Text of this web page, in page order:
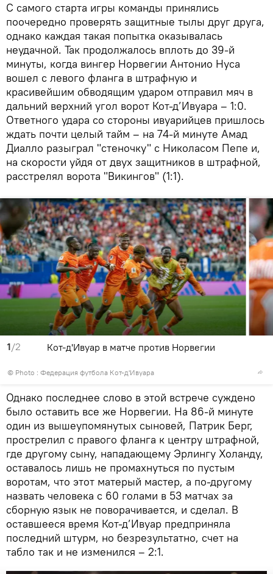
С самого старта игры команды принялись
поочередно проверять защитные тылы друг друга,
однако каждая такая попытка оказывалась
неудачной. Так продолжалось вплоть до 39-й
минуты, когда вингер Норвегии Антонио Нуса
вошел с левого фланга в штрафную и
красивейшим обводящим ударом отправил мяч в
дальний верхний угол ворот Кот-д’Ивуара – 1:0.
Ответного удара со стороны ивуарийцев пришлось
ждать почти целый тайм – на 74-й минуте Амад
Диалло разыграл "стеночку" с Николасом Пепе и,
на скорости уйдя от двух защитников в штрафной,
расстрелял ворота "Викингов" (1:1).
1/2
© Photo : Федерация футбола Кот-д'Ивуара
Кот-д'Ивуар в матче против Норвегии
Однако последнее слово в этой встрече суждено
было оставить все же Норвегии. На 86-й минуте
один из вышеупомянутых сыновей, Патрик Берг,
прострелил с правого фланга к центру штрафной,
где другому сыну, нападающему Эрлингу Холанду,
оставалось лишь не промахнуться по пустым
воротам, что этот матерый мастер, а по-другому
назвать человека с 60 голами в 53 матчах за
сборную язык не поворачивается, и сделал. В
оставшееся время Кот-д’Ивуар предприняла
последний штурм, но безрезультатно, счет на
табло так и не изменился – 2:1.